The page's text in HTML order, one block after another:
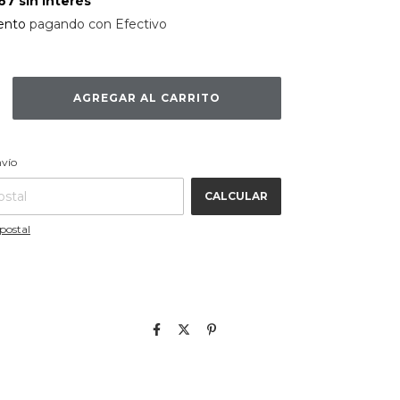
pagando con Efectivo
CALCULAR